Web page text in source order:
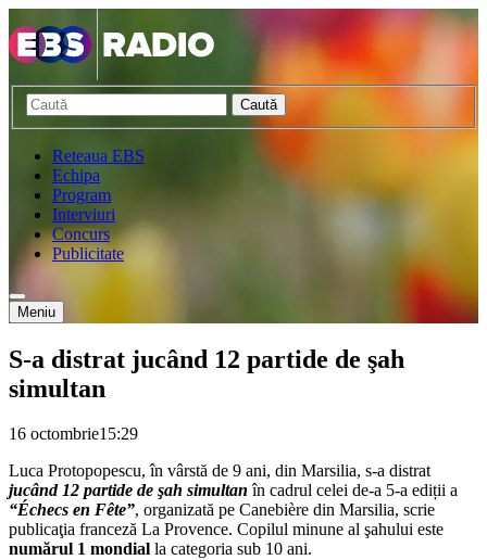
Caută
Reteaua EBS
Echipa
Program
Interviuri
Concurs
Publicitate
Meniu
S-a distrat jucând 12 partide de şah
simultan
16 octombrie15:29
Luca Protopopescu, în vârstă de 9 ani, din Marsilia, s-a distrat
jucând 12 partide de şah simultanîn cadrul celei de-a 5-a ediții a
“Échecs en Fête”, organizată pe Canebière din Marsilia, scrie
publicaţia franceză La Provence. Copilul minune al şahului este
numărul 1 mondial la categoria sub 10 ani.